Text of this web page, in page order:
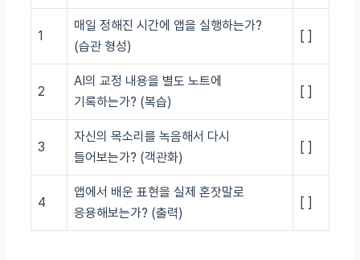
1
매일 정해진 시간에 앱을 실행하는가?
(습관 형성)
[ ]
2
AI의 교정 내용을 별도 노트에
기록하는가? (복습)
[ ]
3
자신의 목소리를 녹음해서 다시
들어보는가? (객관화)
[ ]
4
앱에서 배운 표현을 실제 혼잣말로
응용해보는가? (출력)
[ ]